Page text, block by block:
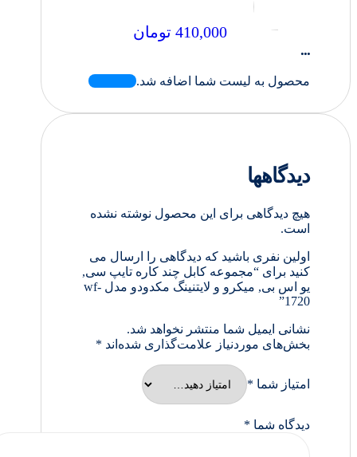
410,000 تومان
...
محصول به لیست شما اضافه شد.
دیدگاهها
هیچ دیدگاهی برای این محصول نوشته نشده
است.
اولین نفری باشید که دیدگاهی را ارسال می
کنید برای “مجموعه کابل چند کاره تایپ سی,
یو اس بی, میکرو و لایتنینگ مکدودو مدل wf-
1720”
نشانی ایمیل شما منتشر نخواهد شد.
بخش‌های موردنیاز علامت‌گذاری شده‌اند *
امتیاز شما *
دیدگاه شما *